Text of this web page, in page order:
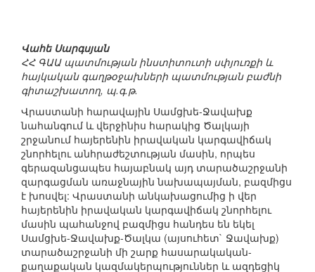
Վահե Սարգսյան
ՀՀ ԳԱԱ պատմության ինստիտուտի սփյուռքի և
հայկական գաղթօջախների պատմության բաժնի
գիտաշխատող, պ.գ.թ.
Վրաստանի հարավային Սամցխե-Ջավախք
նահանգում և վերջինիս հարակից Ծալկայի
շրջանում հայերենին իրավական կարգավիճակ
շնորհելու անհրաժեշտության մասին, որպես
գերազանցապես հայաբնակ այդ տարածաշրջանի
զարգացման առաջնային նախապայման, բազմիցս
է խոսվել: Վրաստանի անկախացումից ի վեր
հայերենին իրավական կարգավիճակ շնորհելու
մասին պահանջով բազմիցս հանդես են եկել
Սամցխե-Ջավախք-Ծալկա (այսուհետ` Ջավախք)
տարածաշրջանի մի շարք հասարակական-
քաղաքական կազմակերպություններ և ազդեցիկ